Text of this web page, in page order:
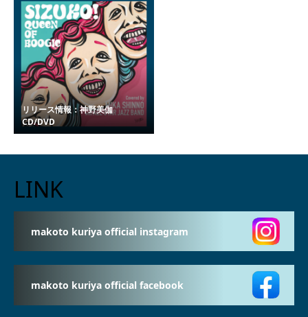
リリース情報：神野美伽
CD/DVD
LINK
makoto kuriya official instagram
makoto kuriya official facebook